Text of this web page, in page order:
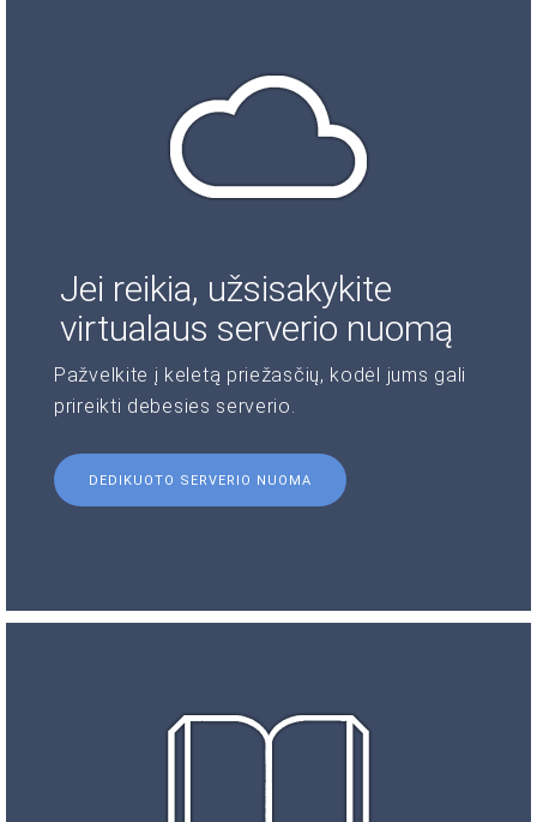
Jei reikia, užsisakykite
virtualaus serverio nuomą
Pažvelkite į keletą priežasčių, kodėl jums gali
prireikti debesies serverio.
DEDIKUOTO SERVERIO NUOMA